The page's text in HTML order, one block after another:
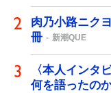
肉乃小路ニク
冊
新潮QUE
〈本人インタ
何を語ったの